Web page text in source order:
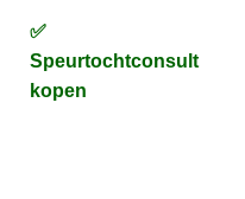
✅
Speurtochtconsult
kopen
✅
Speurtochtconsult
kopen